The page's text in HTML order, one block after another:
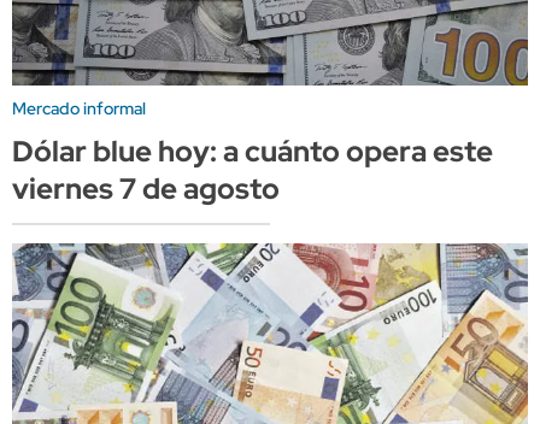
Mercado informal
Dólar blue hoy: a cuánto opera este
viernes 7 de agosto